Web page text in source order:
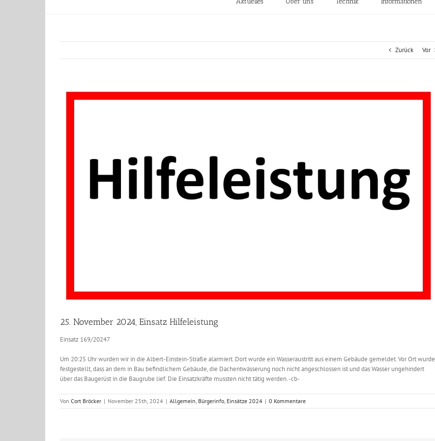
Zurück Vor
Zeige
grösseres
25. November 2024, Einsatz Hilfeleistung
Einsatz 169/20247
Um 20:25 Uhr wurden wir in die Albert-Einstein-Straße alarmiert. Dort wurde ein Wasseraustritt aus einem Gebäude gemeldet. Vor Ort wurde
festgestellt, dass an dem in Bau befindlichem Gebäude, die Dachentwässerung noch nicht angeschlossen ist und das Wasser ungehindert
über das Baugerüst in die Baugrube lief. Die Einsatzkräfte mussten nicht tätig werden. -cb-
Von Cort Bröcker | November 25th, 2024 | Allgemein, Bürgerinfo, Einsätze 2024 | 0 Kommentare